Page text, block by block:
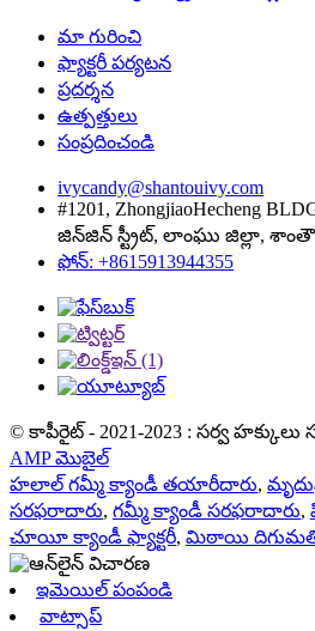
మా గురించి
ఫ్యాక్టరీ పర్యటన
ప్రదర్శన
ఉత్పత్తులు
సంప్రదించండి
ivycandy@shantouivy.com
#1201, ZhongjiaoHecheng
జిన్‌జిన్ స్ట్రీట్, లాంఘు జిల్లా,
ఫోన్: +8615913944355
© కాపీరైట్ - 2021-2023 : సర్వ హక్కులు
AMP మొబైల్
హలాల్ గమ్మీ క్యాండీ తయారీదారు,
సరఫరాదారు, గమ్మీ క్యాండీ సరఫరాదారు,
చూయీ క్యాండీ ఫ్యాక్టరీ, మిఠాయి
ఇమెయిల్ పంపండి
వాట్సాప్